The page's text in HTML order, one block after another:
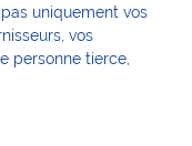
uniquement vos
vos
personne tierce,